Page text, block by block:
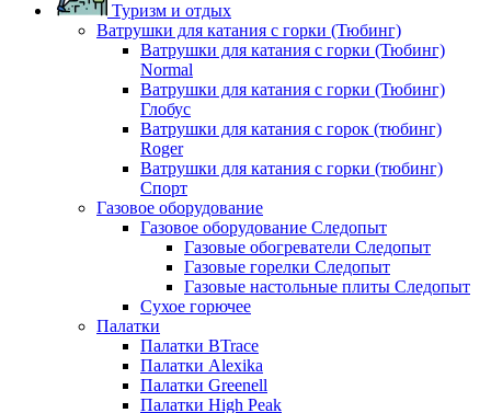
Туризм и отдых
Ватрушки для катания с горки (Тюбинг)
Ватрушки для катания с горки (Тюбинг)
Normal
Ватрушки для катания с горки (Тюбинг)
Глобус
Ватрушки для катания с горок (тюбинг)
Roger
Ватрушки для катания с горки (тюбинг)
Спорт
Газовое оборудование
Газовое оборудование Следопыт
Газовые обогреватели Следопыт
Газовые горелки Следопыт
Газовые настольные плиты Следопыт
Сухое горючее
Палатки
Палатки BTrace
Палатки Alexika
Палатки Greenell
Палатки High Peak